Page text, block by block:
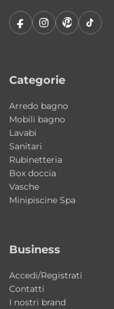
<strong>È
mobili della
<strong>È adatto
Sì, le dimensioni
per bagni piccoli
<strong>I
Sì, sono forniti per
facilità di
Categorie
Arredo bagno
Mobili bagno
Lavabi
Sanitari
Rubinetteria
Box doccia
Vasche
Minipiscine Spa
Business
Accedi/Registrati
Contatti
I nostri brand